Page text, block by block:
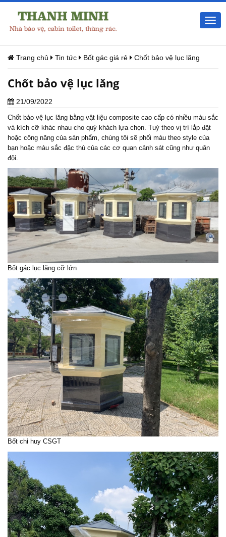
Trang chủ Tin tức Bốt gác giá rẻ Chốt bảo vệ lục lăng
Chốt bảo vệ lục lăng
21/09/2022
Chốt bảo vệ lục lăng bằng vật liệu composite cao cấp có nhiều màu sắc
và kích cỡ khác nhau cho quý khách lựa chọn. Tuỳ theo vị trí lắp đặt
hoặc công năng của sản phẩm, chúng tôi sẽ phối màu theo style của
bạn hoặc màu sắc đặc thù của các cơ quan cảnh sát cũng như quân
đội.
Bốt gác lục lăng cỡ lớn
Bốt chỉ huy CSGT